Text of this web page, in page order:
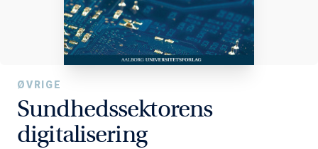
ØVRIGE
Sundhedssektorens
digitalisering